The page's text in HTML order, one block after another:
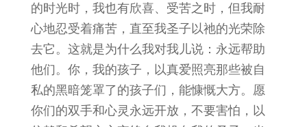
的时光时，我也有欣喜、受苦之时，但我耐
心地忍受着痛苦，直至我圣子以祂的光荣除
去它。这就是为什么我对我儿说：永远帮助
他们。你，我的孩子，以真爱照亮那些被自
私的黑暗笼罩了的孩子们，能慷慨大方。愿
你们的双手和心灵永远开放，不要害怕，以